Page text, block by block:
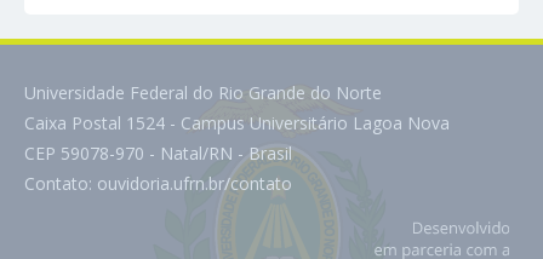
Universidade Federal do Rio Grande do Norte
Caixa Postal 1524 - Campus Universitário Lagoa Nova
CEP 59078-970 - Natal/RN - Brasil
Contato: ouvidoria.ufrn.br/contato